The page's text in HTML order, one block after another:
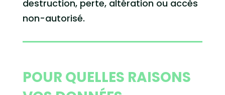
destruction, perte, altération ou accès
non-autorisé.
POUR QUELLES RAISONS